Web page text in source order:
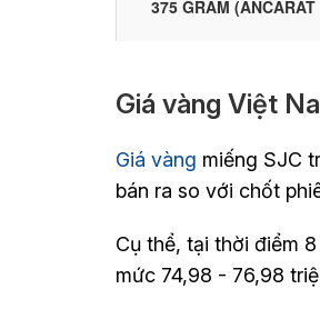
Giá vàng Việt
Giá vàng miếng SJC
bán ra so với chốt
Cụ thể, tại thời điểm
mức 74,98 - 76,98